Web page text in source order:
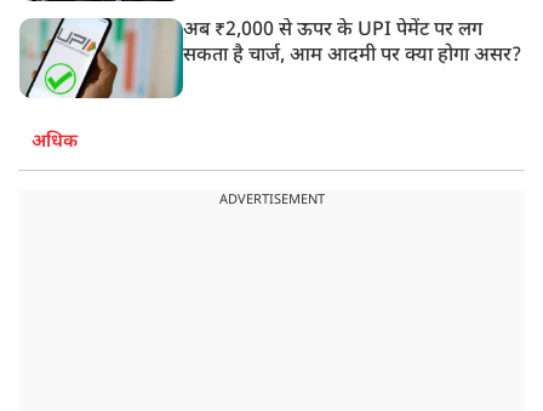
अब ₹2,000 से ऊपर के UPI पेमेंट पर लग
सकता है चार्ज, आम आदमी पर क्या होगा असर?
अधिक
ADVERTISEMENT